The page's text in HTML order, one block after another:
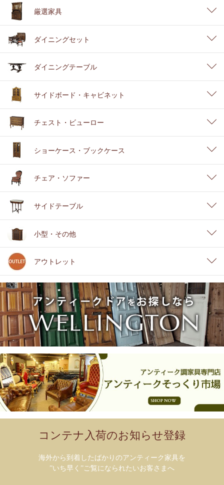
厳選家具
ダイニングセット
ダイニングテーブル
サイドボード・キャビネット
チェスト・ビューロー
ショーケース・ブックケース
チェア・ソファー
サイドテーブル
小型・その他
アウトレット
コンテナ入荷のお知らせ登録
海外から到着したばかりのアンティーク家具を
”いち早く”ご覧になられたいお客さまへ